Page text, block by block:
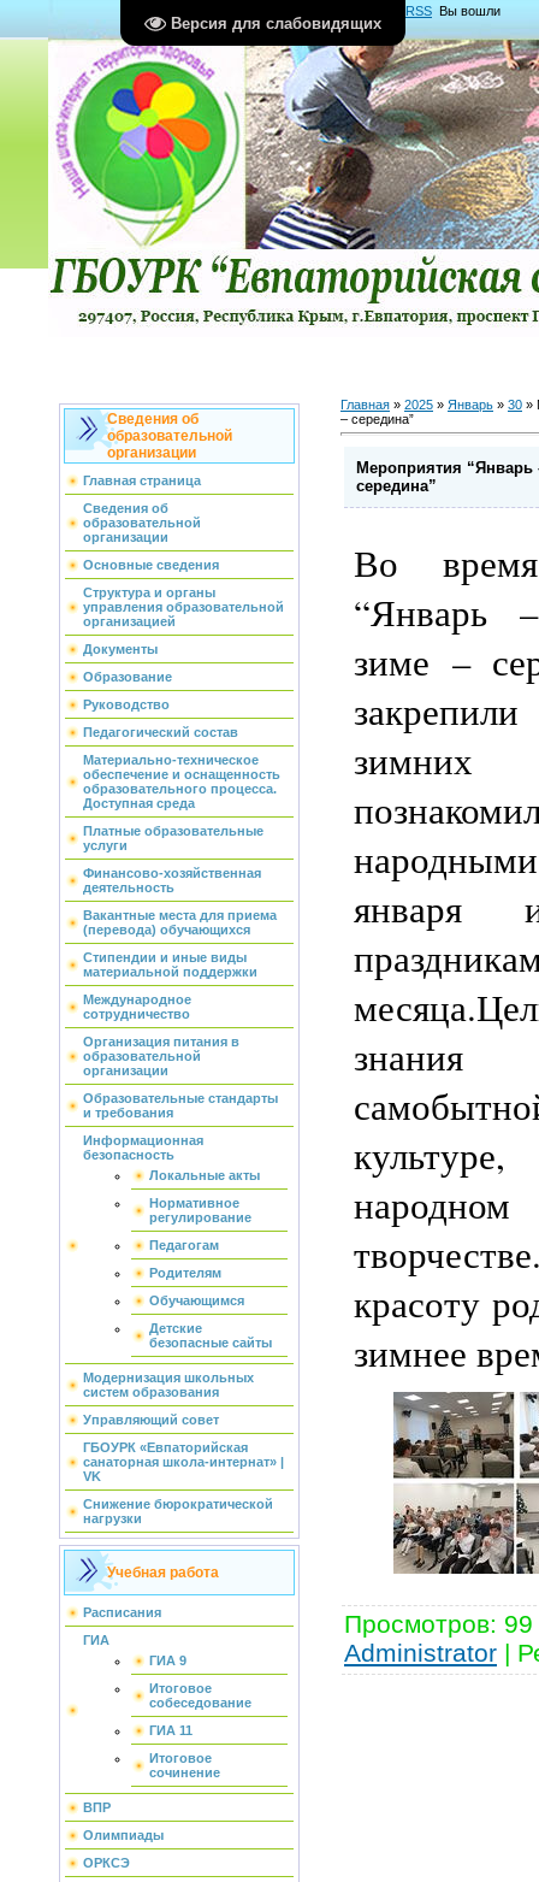
Версия для слабовидящих
RSS Вы вошли
какГость Группа "Гости"
Сведения об
образовательной
организации
Главная страница
Сведения об
образовательной
организации
Основные сведения
Структура и органы
управления образовательной
организацией
Документы
Образование
Руководство
Педагогический состав
Материально-техническое
обеспечение и оснащенность
образовательного процесса.
Доступная среда
Платные образовательные
услуги
Финансово-хозяйственная
деятельность
Вакантные места для приема
(перевода) обучающихся
Стипендии и иные виды
материальной поддержки
Международное
сотрудничество
Организация питания в
образовательной
организации
Образовательные стандарты
и требования
Информационная
безопасность
Локальные акты
Нормативное
регулирование
Педагогам
Родителям
Обучающимся
Детские
безопасные сайты
Модернизация школьных
систем образования
Управляющий совет
ГБОУРК «Евпаторийская
санаторная школа-интернат» |
VK
Снижение бюрократической
нагрузки
Учебная работа
Расписания
ГИА
ГИА 9
Итоговое
собеседование
ГИА 11
Итоговое
сочинение
ВПР
Олимпиады
ОРКСЭ
Главная » 2025 » Январь » 30 »
– середина”
Мероприятия “Январь
середина”
Во
“Январь
зиме –
января
народном
красоту
зимнее
Просмотров: 99
Administrator |